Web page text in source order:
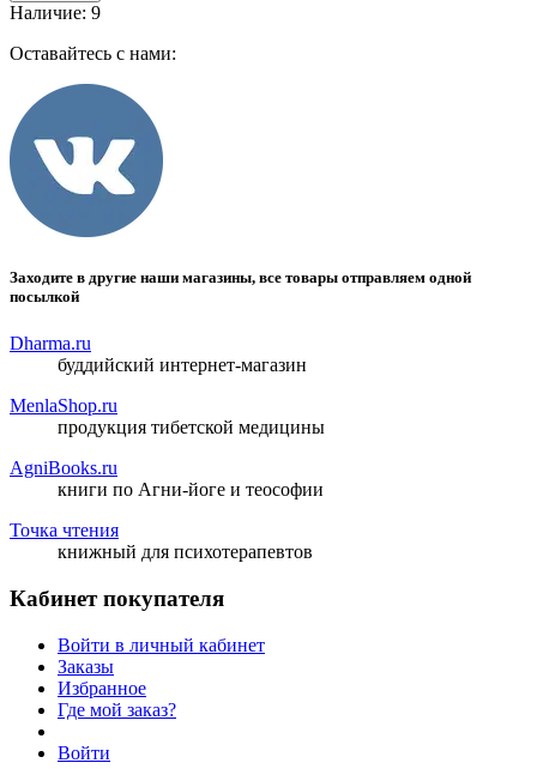
Наличие: 9
Оставайтесь с нами:
Заходите в другие наши магазины, все товары отправляем одной
посылкой
Dharma.ru
буддийский интернет-магазин
MenlaShop.ru
продукция тибетской медицины
AgniBooks.ru
книги по Агни-йоге и теософии
Точка чтения
книжный для психотерапевтов
Кабинет покупателя
Войти в личный кабинет
Заказы
Избранное
Где мой заказ?
Войти